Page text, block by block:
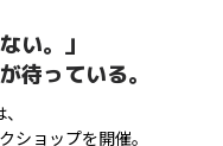
い。」
待っている。
ショップを開催。